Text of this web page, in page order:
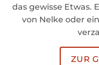
das gewisse Etwas.
von Nelke oder
ZUR